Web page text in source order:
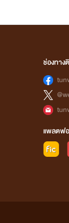
ช่องทาง
แพลตฟ